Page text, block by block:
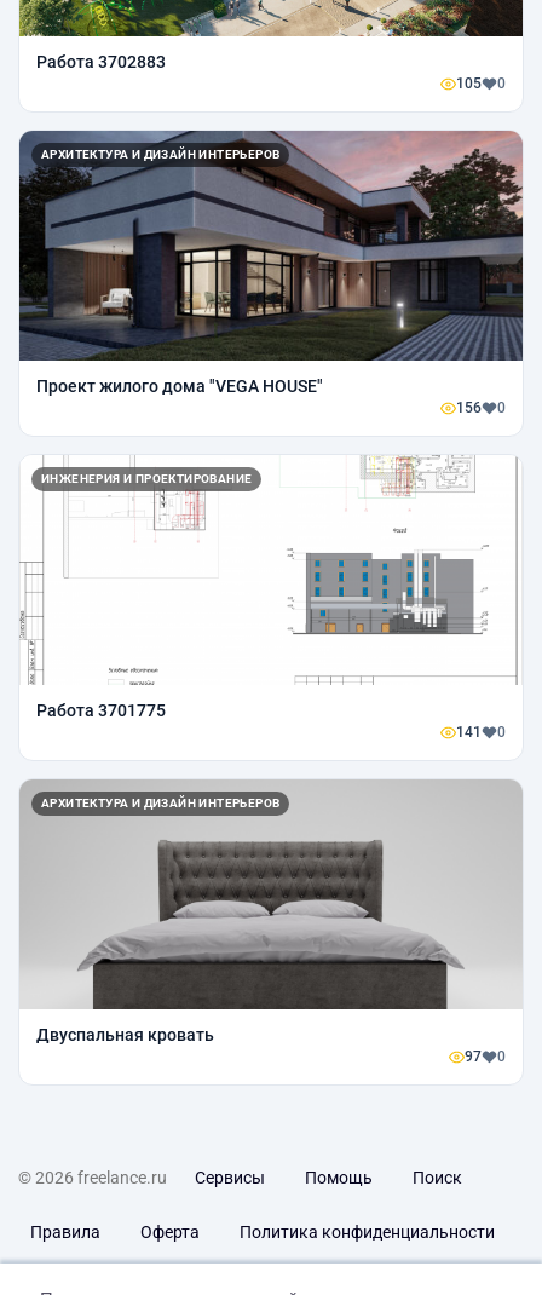
Работа 3702883
105 0
АРХИТЕКТУРА И ДИЗАЙН ИНТЕРЬЕРОВ
Проект жилого дома "VEGA HOUSE"
156 0
ИНЖЕНЕРИЯ И ПРОЕКТИРОВАНИЕ
Работа 3701775
141 0
АРХИТЕКТУРА И ДИЗАЙН ИНТЕРЬЕРОВ
Двуспальная кровать
97 0
© 2026 freelance.ru Сервисы Помощь Поиск
Правила Оферта Политика конфиденциальности